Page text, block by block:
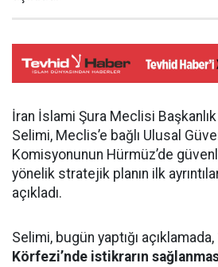
İran İslami Şura Meclisi Başkanlık
Selimi, Meclis’e bağlı Ulusal
Komisyonunun Hürmüz’de
yönelik stratejik planın ilk
açıkladı.
Selimi, bugün yaptığı açıklamada,
Körfezi’nde istikrarın